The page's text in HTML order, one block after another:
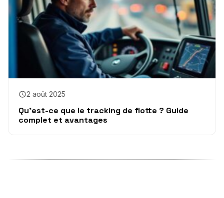
2 août 2025
Qu’est-ce que le tracking de flotte ? Guide
complet et avantages